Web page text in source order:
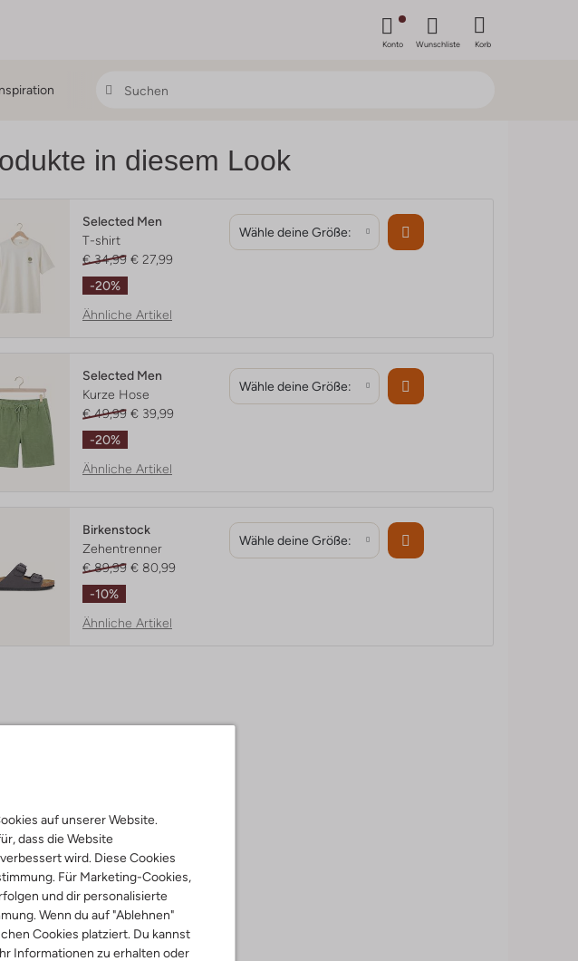
Konto Wunschliste Korb
auf unserer Website.
dass die Website
wird. Diese Cookies
Für Marketing-Cookies,
und dir personalisierte
Wenn du auf "Ablehnen"
Cookies platziert. Du kannst
Informationen zu erhalten oder
in diesem Look
Selected Men
T-shirt
€ 34,99 € 27,99
-20%
Wähle deine Größe:
Ähnliche Artikel
Selected Men
Kurze Hose
€ 49,99 € 39,99
-20%
Wähle deine Größe:
Ähnliche Artikel
Birkenstock
Zehentrenner
€ 89,99 € 80,99
-10%
Wähle deine Größe:
Ähnliche Artikel